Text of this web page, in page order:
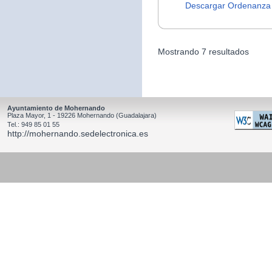
Descargar Ordenanza
Mostrando 7 resultados
Ayuntamiento de Mohernando
Plaza Mayor, 1 - 19226 Mohernando (Guadalajara)
Tel.: 949 85 01 55
http://mohernando.sedelectronica.es